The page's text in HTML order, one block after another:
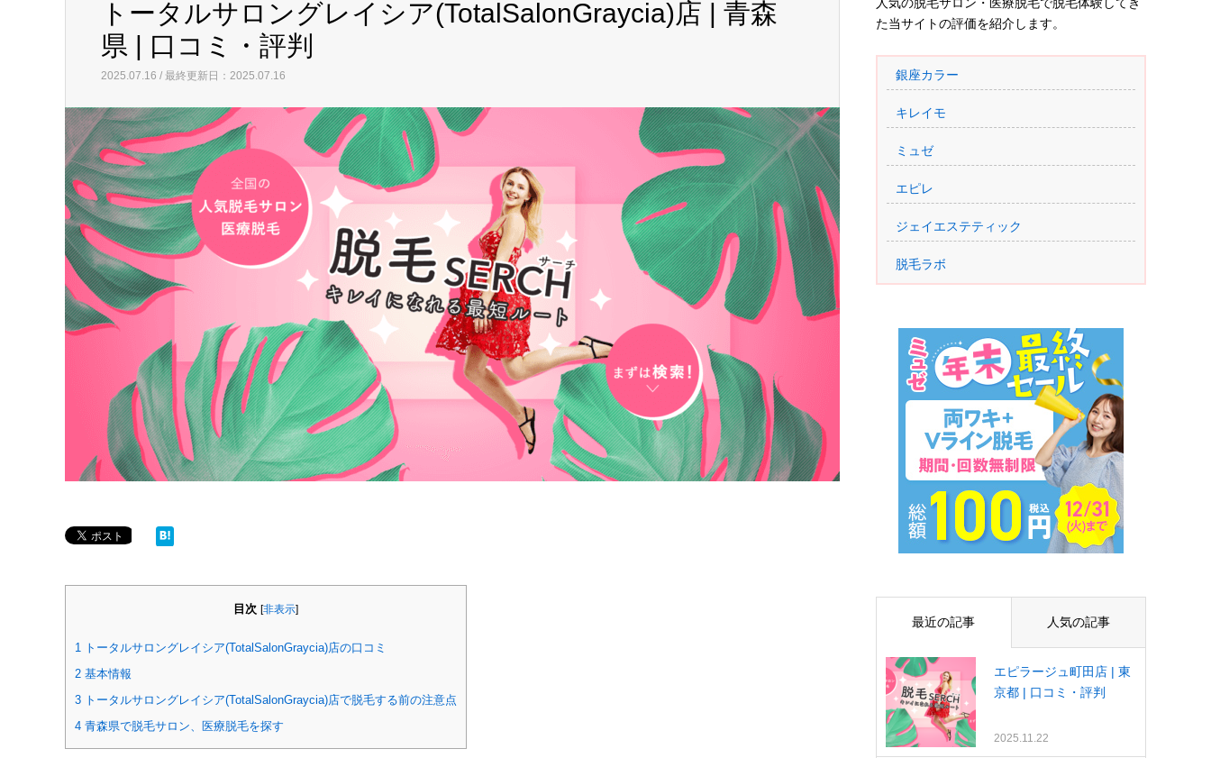
トータルサロングレイシア(TotalSalonGraycia)店 | 青森
県 | 口コミ・評判
2025.07.16 / 最終更新日：2025.07.16
目次 [非表示]
1 トータルサロングレイシア(TotalSalonGraycia)店の口コミ
2 基本情報
3 トータルサロングレイシア(TotalSalonGraycia)店で脱毛する前の注意点
4 青森県で脱毛サロン、医療脱毛を探す
た当サイトの評価を紹介します。
銀座カラー
キレイモ
ミュゼ
エピレ
ジェイエステティック
脱毛ラボ
最近の記事 人気の記事
エピラージュ町田店 | 東
京都 | 口コミ・評判
2025.11.22